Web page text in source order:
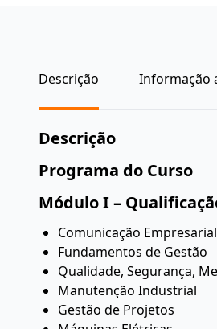
Descrição Informação
Descrição
Programa do Curso
Módulo I –
Comunicação Empresarial
Fundamentos de Gestão
Qualidade, Segurança,
Manutenção Industrial
Gestão de Projetos